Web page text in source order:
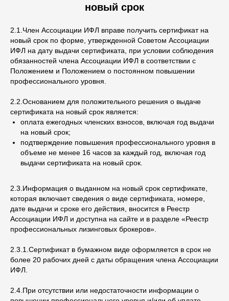
новый срок
2.1.Член Ассоциации ИФЛ вправе получить сертификат на
новый срок по форме, утвержденной Советом Ассоциации
ИФЛ на дату выдачи сертификата, при условии соблюдения
обязанностей члена Ассоциации ИФЛ в соответствии с
Положением и Положением о постоянном повышении
профессионального уровня.
2.2.Основанием для положительного решения о выдаче
сертификата на новый срок является:
оплата ежегодных членских взносов, включая год выдачи
на новый срок;
подтверждение повышения профессионального уровня в
объеме не менее 16 часов за каждый год, включая год
выдачи сертификата на новый срок.
2.3.Информация о выданном на новый срок сертификате,
которая включает сведения о виде сертификата, номере,
дате выдачи и сроке его действия, вносится в Реестр
Ассоциации ИФЛ и доступна на сайте и в разделе «Реестр
профессиональных лизинговых брокеров».
2.3.1.Сертификат в бумажном виде оформляется в срок не
более 20 рабочих дней с даты обращения члена Ассоциации
ИФЛ.
2.4.При отсутствии или недостаточности информации о